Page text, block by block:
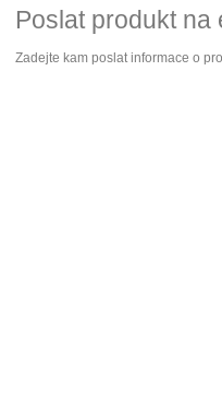
Poslat produkt na
Zadejte kam poslat informace o